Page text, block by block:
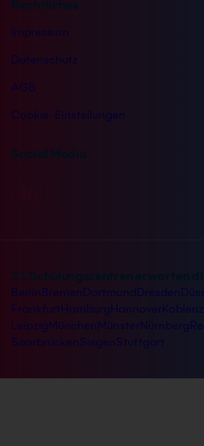
Rechtliches
Impressum
Datenschutz
AGB
Cookie-Einstellungen
Social Media
21 Schulungszentren erwarten
Berlin Bremen Dortmund
FrankfurtHamburgHannover
LeipzigMünchen Münster
SaarbrückenSiegen Stuttgart